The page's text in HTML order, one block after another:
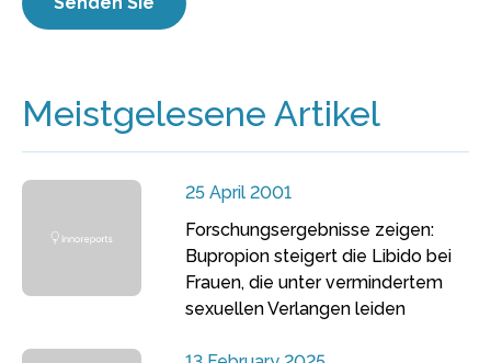
Meistgelesene Artikel
25 April 2001
Forschungsergebnisse zeigen:
Bupropion steigert die Libido bei
Frauen, die unter vermindertem
sexuellen Verlangen leiden